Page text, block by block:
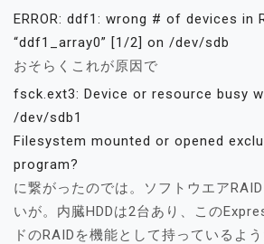
ERROR: ddf1: wrong # of devices in
“ddf1_array0” [1/2] on /dev/sdb
おそらくこれが原因で
fsck.ext3: Device or resource busy
/dev/sdb1
Filesystem mounted or opened
program?
に繋がったのでは。ソフトウエア
いが。内臓HDDは2台あり、この
ドのRAIDを機能として持っているよ